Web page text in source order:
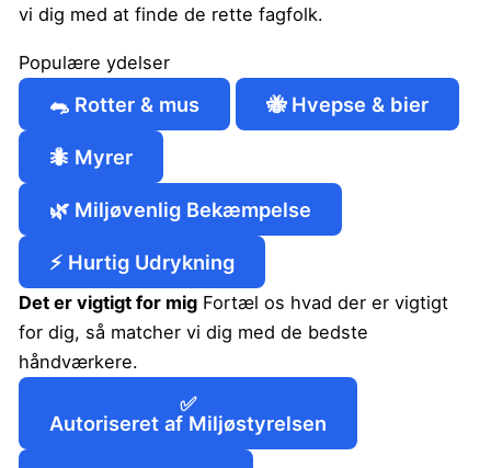
vi dig med at finde de rette fagfolk.
Populære ydelser
🐀 Rotter & mus 🐝 Hvepse & bier
🐜 Myrer
🌿 Miljøvenlig Bekæmpelse
⚡ Hurtig Udrykning
Det er vigtigt for mig Fortæl os hvad der er vigtigt
for dig, så matcher vi dig med de bedste
håndværkere.
✅
Autoriseret af Miljøstyrelsen